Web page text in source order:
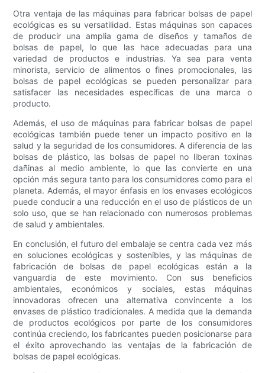
Otra ventaja de las máquinas para fabricar bolsas de papel
ecológicas es su versatilidad. Estas máquinas son capaces
de producir una amplia gama de diseños y tamaños de
bolsas de papel, lo que las hace adecuadas para una
variedad de productos e industrias. Ya sea para venta
minorista, servicio de alimentos o fines promocionales, las
bolsas de papel ecológicas se pueden personalizar para
satisfacer las necesidades específicas de una marca o
producto.
Además, el uso de máquinas para fabricar bolsas de papel
ecológicas también puede tener un impacto positivo en la
salud y la seguridad de los consumidores. A diferencia de las
bolsas de plástico, las bolsas de papel no liberan toxinas
dañinas al medio ambiente, lo que las convierte en una
opción más segura tanto para los consumidores como para el
planeta. Además, el mayor énfasis en los envases ecológicos
puede conducir a una reducción en el uso de plásticos de un
solo uso, que se han relacionado con numerosos problemas
de salud y ambientales.
En conclusión, el futuro del embalaje se centra cada vez más
en soluciones ecológicas y sostenibles, y las máquinas de
fabricación de bolsas de papel ecológicas están a la
vanguardia de este movimiento. Con sus beneficios
ambientales, económicos y sociales, estas máquinas
innovadoras ofrecen una alternativa convincente a los
envases de plástico tradicionales. A medida que la demanda
de productos ecológicos por parte de los consumidores
continúa creciendo, los fabricantes pueden posicionarse para
el éxito aprovechando las ventajas de la fabricación de
bolsas de papel ecológicas.